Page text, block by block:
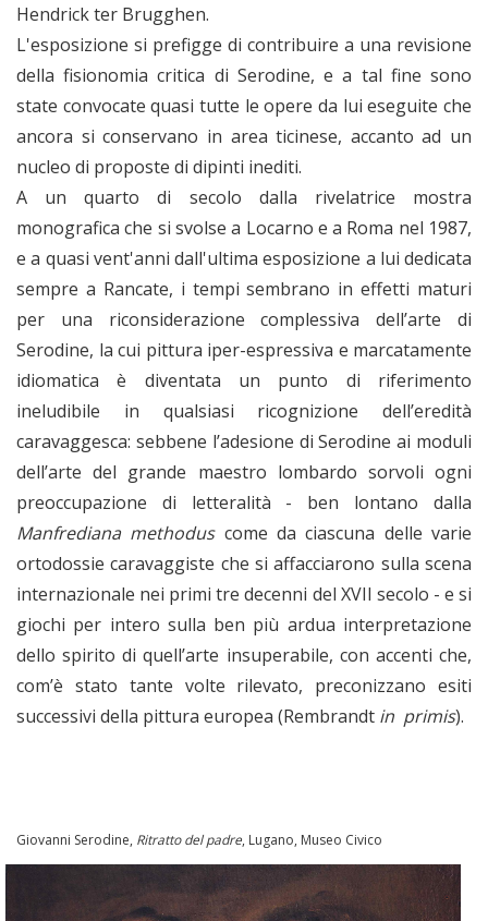
Hendrick ter Brugghen.
L'esposizione si prefigge di contribuire a una revisione
della fisionomia critica di Serodine, e a tal fine sono
state convocate quasi tutte le opere da lui eseguite che
ancora si conservano in area ticinese, accanto ad un
nucleo di proposte di dipinti inediti.
A un quarto di secolo dalla rivelatrice mostra
monografica che si svolse a Locarno e a Roma nel 1987,
e a quasi vent'anni dall'ultima esposizione a lui dedicata
sempre a Rancate, i tempi sembrano in effetti maturi
per una riconsiderazione complessiva dell’arte di
Serodine, la cui pittura iper-espressiva e marcatamente
idiomatica è diventata un punto di riferimento
ineludibile in qualsiasi ricognizione dell’eredità
caravaggesca: sebbene l’adesione di Serodine ai moduli
dell’arte del grande maestro lombardo sorvoli ogni
preoccupazione di letteralità - ben lontano dalla
Manfrediana methoduscome da ciascuna delle varie
ortodossie caravaggiste che si affacciarono sulla scena
internazionale nei primi tre decenni del XVII secolo - e si
giochi per intero sulla ben più ardua interpretazione
dello spirito di quell’arte insuperabile, con accenti che,
com’è stato tante volte rilevato, preconizzano esiti
successivi della pittura europea (Rembrandt in primis).
Giovanni Serodine, Ritratto del padre, Lugano, Museo Civico